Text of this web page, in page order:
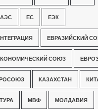
ЕС ЕЭК
ЕВРАЗИЙСКИЙ
СОЮЗ
КАЗАХСТАН
МВФ МОЛДАВИЯ